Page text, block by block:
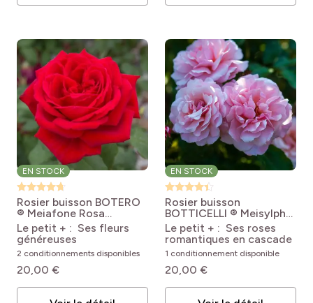
EN STOCK
Rosier buisson BOTERO
® Meiafone Rosa
Botero® 'Meiafone'
Le petit + : Ses fleurs
généreuses
2 conditionnements disponibles
20,00 €
EN STOCK
Rosier buisson
BOTTICELLI ® Meisylpho
Rosa Botticelli®
'Meisylpho'
Le petit + : Ses roses
romantiques en cascade
1 conditionnement disponible
20,00 €